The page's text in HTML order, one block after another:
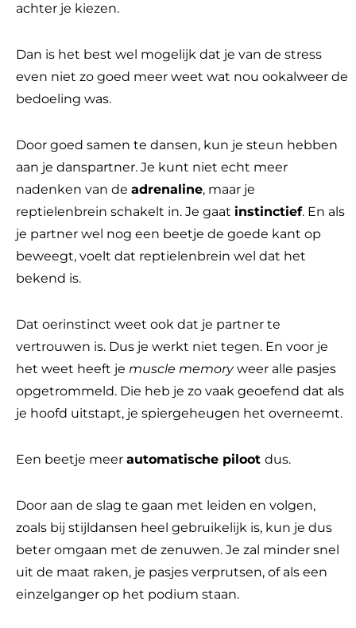
achter je kiezen.
Dan is het best wel mogelijk dat je van de stress
even niet zo goed meer weet wat nou ookalweer de
bedoeling was.
Door goed samen te dansen, kun je steun hebben
aan je danspartner. Je kunt niet echt meer
nadenken van de adrenaline, maar je
reptielenbrein schakelt in. Je gaat instinctief. En als
je partner wel nog een beetje de goede kant op
beweegt, voelt dat reptielenbrein wel dat het
bekend is.
Dat oerinstinct weet ook dat je partner te
vertrouwen is. Dus je werkt niet tegen. En voor je
het weet heeft je muscle memoryweer alle pasjes
opgetrommeld. Die heb je zo vaak geoefend dat als
je hoofd uitstapt, je spiergeheugen het overneemt.
Een beetje meer automatische piloot dus.
Door aan de slag te gaan met leiden en volgen,
zoals bij stijldansen heel gebruikelijk is, kun je dus
beter omgaan met de zenuwen. Je zal minder snel
uit de maat raken, je pasjes verprutsen, of als een
einzelganger op het podium staan.